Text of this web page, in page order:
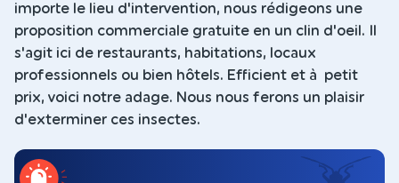
importe le lieu d'intervention, nous rédigeons une
proposition commerciale gratuite en un clin d'oeil. Il
s'agit ici de restaurants, habitations, locaux
professionnels ou bien hôtels. Efficient et à petit
prix, voici notre adage. Nous nous ferons un plaisir
d'exterminer ces insectes.